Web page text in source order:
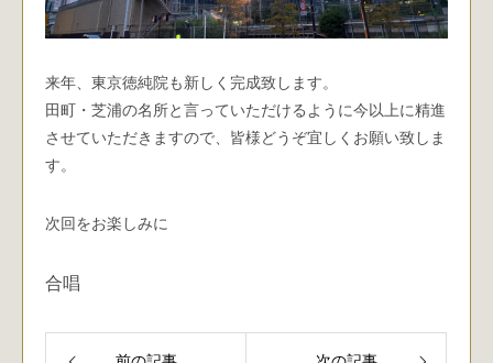
来年、東京徳純院も新しく完成致します。
田町・芝浦の名所と言っていただけるように今以上に精進
させていただきますので、皆様どうぞ宜しくお願い致しま
す。
次回をお楽しみに
合唱